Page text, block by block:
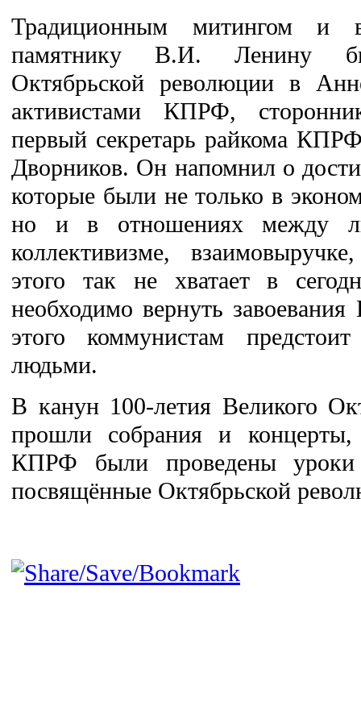
Традиционным митингом и
памятнику В.И. Ленину
Октябрьской революции в
активистами КПРФ,
первый секретарь райкома
Дворников. Он напомнил о
которые были не только в
но и в отношениях между
коллективизме,
этого так не хватает в
необходимо вернуть
этого коммунистам
людьми.
В канун 100-летия Великого
прошли собрания и концерты,
КПРФ были проведены уроки
посвящённые Октябрьской